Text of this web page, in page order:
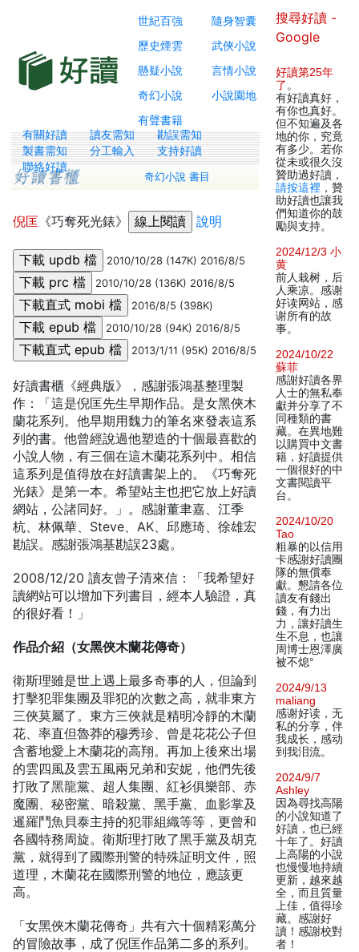
世紀百強
隨身智囊
歷史煙雲
武俠小說
懸疑小說
言情小說
奇幻小說
小說園地
有聲書籍
有關好讀 讀友需知
勘誤需知
製書需知
分工輸入
支持好讀
聯絡好讀
奇幻小說 書目
倪匡 《巧奪死光錶》 說明
2010/10/28 (147K) 2016/8/5
2010/10/28 (136K) 2016/8/5
2016/8/5 (398K)
2010/10/28 (94K) 2016/8/5
2013/1/11 (95K) 2016/8/5
好讀書櫃《經典版》，感謝張鴻基整理製
作：「這是倪匡先生早期作品。是女黑俠木
蘭花系列。他早期用魏力的筆名來發表這系
列的書。他曾經說過他塑造的十個最喜歡的
小說人物，有三個在這木蘭花系列中。相信
這系列是值得放在好讀書架上的。《巧奪死
光錶》是第一本。希望站主也把它放上好讀
網站，公諸同好。」。感謝董聿嘉、江季
杭、林佩華、Steve、AK、邱應琦、徐雄宏
勘誤。感謝張鴻基勘誤23處。
2008/12/20 讀友曾子清來信：「我希望好
讀網站可以增加下列書目，經本人驗證，真
的很好看！」
作品介紹（女黑俠木蘭花傳奇）
衛斯理雖是世上遇上最多奇事的人，但論到
打擊犯罪集團及罪犯的次數之高，就非東方
三俠莫屬了。東方三俠就是精明冷靜的木蘭
花、率直但魯莽的穆秀珍、曾是花花公子但
含蓄地愛上木蘭花的高翔。再加上後來出場
的雲四風及雲五風兩兄弟和安妮，他們先後
打敗了黑龍黨、超人集團、紅衫俱樂部、赤
魔團、秘密黨、暗殺黨、黑手黨、血影掌及
暹羅鬥魚貝泰主持的犯罪組織等等，更曾和
各國特務周旋。衛斯理打敗了黑手黨及胡克
黨，就得到了國際刑警的特殊証明文件，照
道理，木蘭花在國際刑警的地位，應該更
高。
「女黑俠木蘭花傳奇」共有六十個精彩萬分
的冒險故事，成了倪匡作品第二多的系列。
搜尋好讀 -
Google
好讀第25年
了 。
有好讀真好，
有你也真好。
但不知遍及各
地的你，究竟
有多少。若你
從未或很久沒
贊助過好讀，
請按這裡 ，贊
助好讀也讓我
們知道你的鼓
勵與支持。
2024/12/3 小
黄
前人栽树，后
人乘凉。感谢
好读网站，感
谢所有的故
事。
2024/10/22
蘇菲
感謝好讀各界
人士的無私奉
獻并分享了不
同種類的書
藏。在異地難
以購買中文書
籍，好讀提供
一個很好的中
文書閱讀平
台。
2024/10/20
Tao
粗暴的以信用
卡感謝好讀團
隊的無償奉
獻。懇請各位
讀友有錢出
錢，有力出
力，讓好讀生
生不息，也讓
周博士恩澤廣
被不熄°
2024/9/13
maliang
感谢好读，无
私的分享，伴
我成长，感动
到我泪流。
2024/9/7
Ashley
因為尋找高陽
的小說知道了
好讀，也已經
十年了。好讀
上高陽的小說
也慢慢地持續
更新，越來越
全，而且質量
上佳，值得珍
藏。感謝好
讀！感謝校對
者！